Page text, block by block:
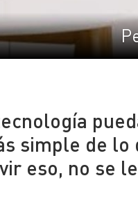
simple de lo
eso, no se